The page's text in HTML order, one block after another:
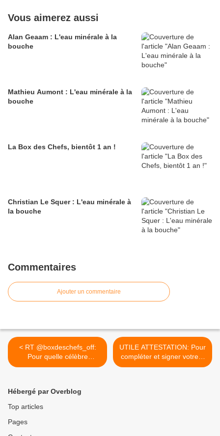
Vous aimerez aussi
Alan Geaam : L'eau minérale à la
bouche
Mathieu Aumont : L'eau minérale à la
bouche
La Box des Chefs, bientôt 1 an !
Christian Le Squer : L'eau minérale à
la bouche
Commentaires
Ajouter un commentaire
< RT @boxdeschefs_off:
Pour quelle célèbre
maison,...
UTILE ATTESTATION: Pour
compléter et signer votre...
>
Hébergé par Overblog
Top articles
Pages